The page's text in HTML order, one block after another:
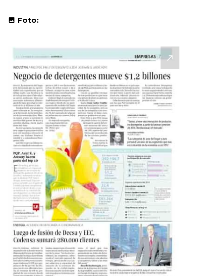
Foto: